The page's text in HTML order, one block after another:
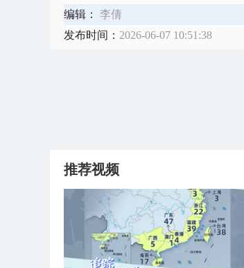
编辑：
李倩
发布时间： 2026-06-07 10:51:38
推荐视频